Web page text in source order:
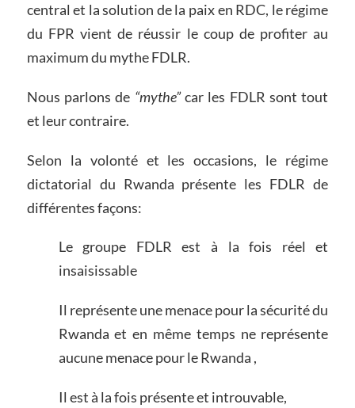
central et la solution de la paix en RDC, le régime
du FPR vient de réussir le coup de profiter au
maximum du mythe FDLR.
Nous parlons de “mythe”car les FDLR sont tout
et leur contraire.
Selon la volonté et les occasions, le régime
dictatorial du Rwanda présente les FDLR de
différentes façons:
Le groupe FDLR est à la fois réel et
insaisissable
Il représente une menace pour la sécurité du
Rwanda et en même temps ne représente
aucune menace pour le Rwanda ,
Il est à la fois présente et introuvable,